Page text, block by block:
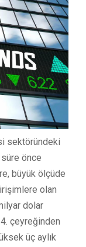
sektöründeki
süre önce
büyük ölçüde
olan
dolar
4. çeyreğinden
üç aylık